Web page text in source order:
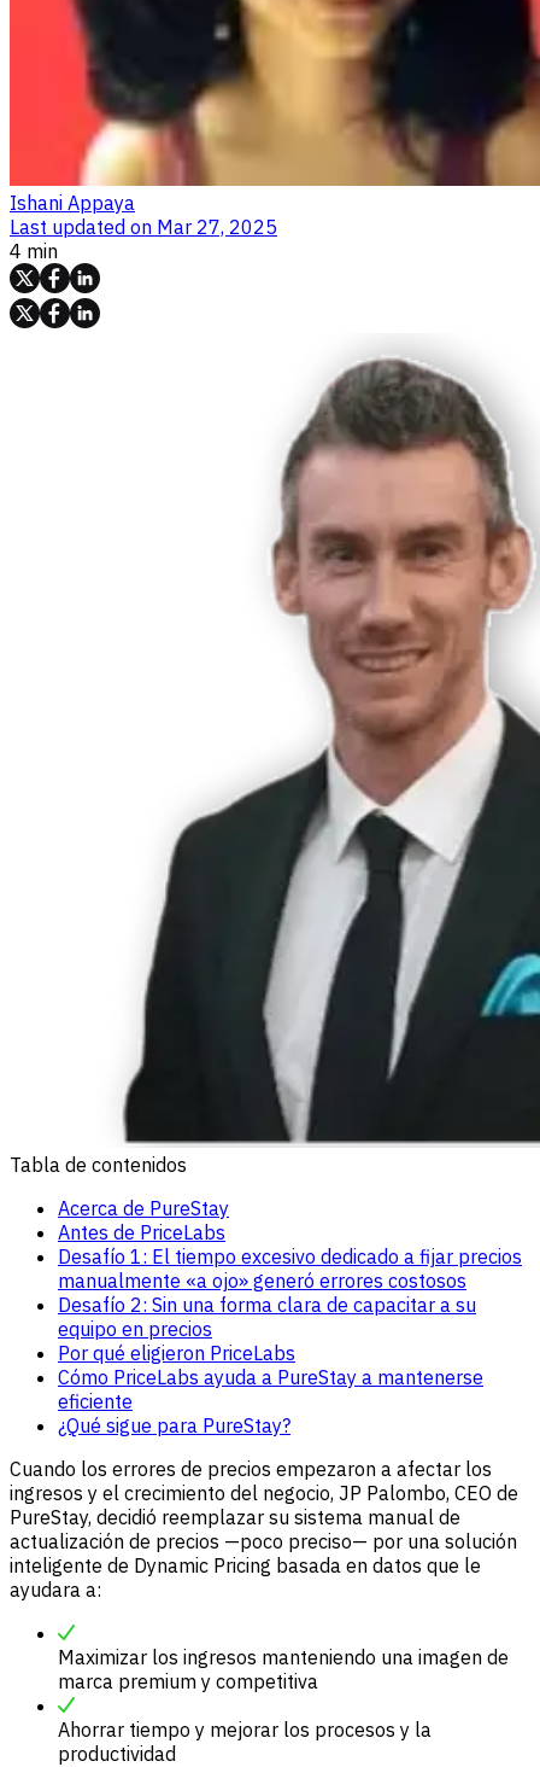
Ishani Appaya
Last updated on Mar 27, 2025
4 min
Tabla de contenidos
Acerca de PureStay
Antes de PriceLabs
Desafío 1: El tiempo excesivo dedicado a fijar precios
manualmente «a ojo» generó errores costosos
Desafío 2: Sin una forma clara de capacitar a su
equipo en precios
Por qué eligieron PriceLabs
Cómo PriceLabs ayuda a PureStay a mantenerse
eficiente
¿Qué sigue para PureStay?
Cuando los errores de precios empezaron a afectar los
ingresos y el crecimiento del negocio, JP Palombo, CEO de
PureStay, decidió reemplazar su sistema manual de
actualización de precios —poco preciso— por una solución
inteligente de Dynamic Pricing basada en datos que le
ayudara a:
Maximizar los ingresos manteniendo una imagen de
marca premium y competitiva
Ahorrar tiempo y mejorar los procesos y la
productividad